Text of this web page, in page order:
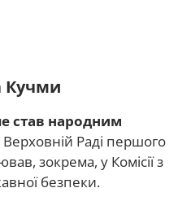
Кучми
став народним
Верховній Раді першого
зокрема, у Комісії з
безпеки.